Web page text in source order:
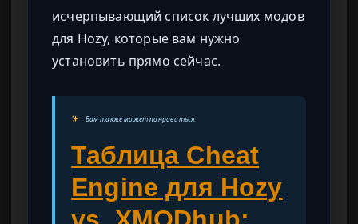
исчерпывающий список лучших модов
для Hozy, которые вам нужно
установить прямо сейчас.
Вам также может понравиться:
Таблица Cheat
Engine для Hozy